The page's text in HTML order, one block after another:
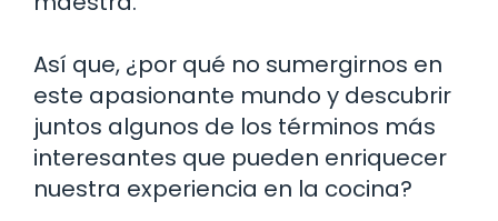
Así que, ¿por qué no sumergirnos en
este apasionante mundo y descubrir
juntos algunos de los términos más
interesantes que pueden enriquecer
nuestra experiencia en la cocina?